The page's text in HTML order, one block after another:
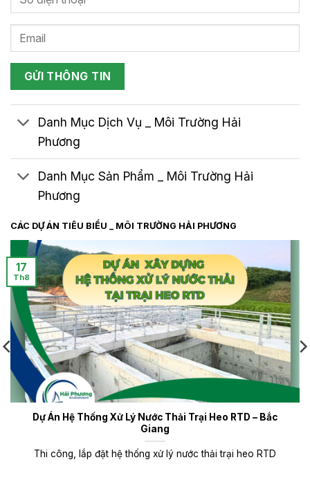
Danh Mục Dịch Vụ _ Môi Trường Hải
Phương
Danh Mục Sản Phẩm _ Môi Trường Hải
Phương
CÁC DỰ ÁN TIÊU BIỂU _ MÔI TRƯỜNG HẢI PHƯƠNG
Dự Án Hệ Thống Xử Lý Nước Thải Trại Heo RTD – Bắc
Giang
Thi công, lắp đặt hệ thống xử lý nước thải trại heo RTD
17
Th8